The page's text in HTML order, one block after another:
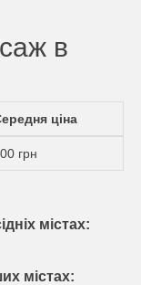
в
ціна
грн
містах:
містах: